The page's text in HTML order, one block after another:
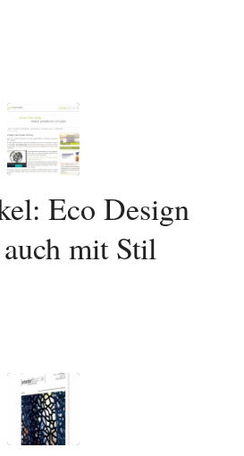
Eco Design
auch mit Stil